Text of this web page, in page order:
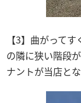
【3】曲がって
の隣に狭い階段
ナントが当店とな